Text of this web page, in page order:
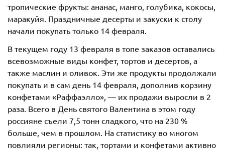
тропические фрукты: ананас, манго, голубика, кокосы,
маракуйя. Праздничные десерты и закуски к столу
начали покупать только 14 февраля.
В текущем году 13 февраля в топе заказов оставались
всевозможные виды конфет, тортов и десертов, а
также маслин и оливок. Эти же продукты продолжали
покупать и в сам день 14 февраля, дополнив корзину
конфетами «Раффаэлло», — их продажи выросли в 2
раза. Всего в День святого Валентина в этом году
россияне съели 7,5 тонн сладкого, что на 230 %
больше, чем в прошлом. На статистику во многом
повлияли регионы: так, тортами и конфетами активно